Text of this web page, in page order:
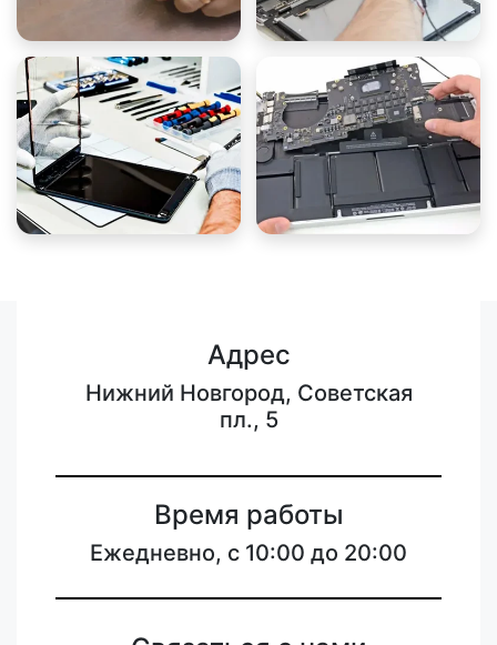
Адрес
Нижний Новгород, Советская
пл., 5
Время работы
Ежедневно, с 10:00 до 20:00